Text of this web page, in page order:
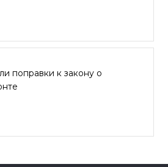
поправки к закону о